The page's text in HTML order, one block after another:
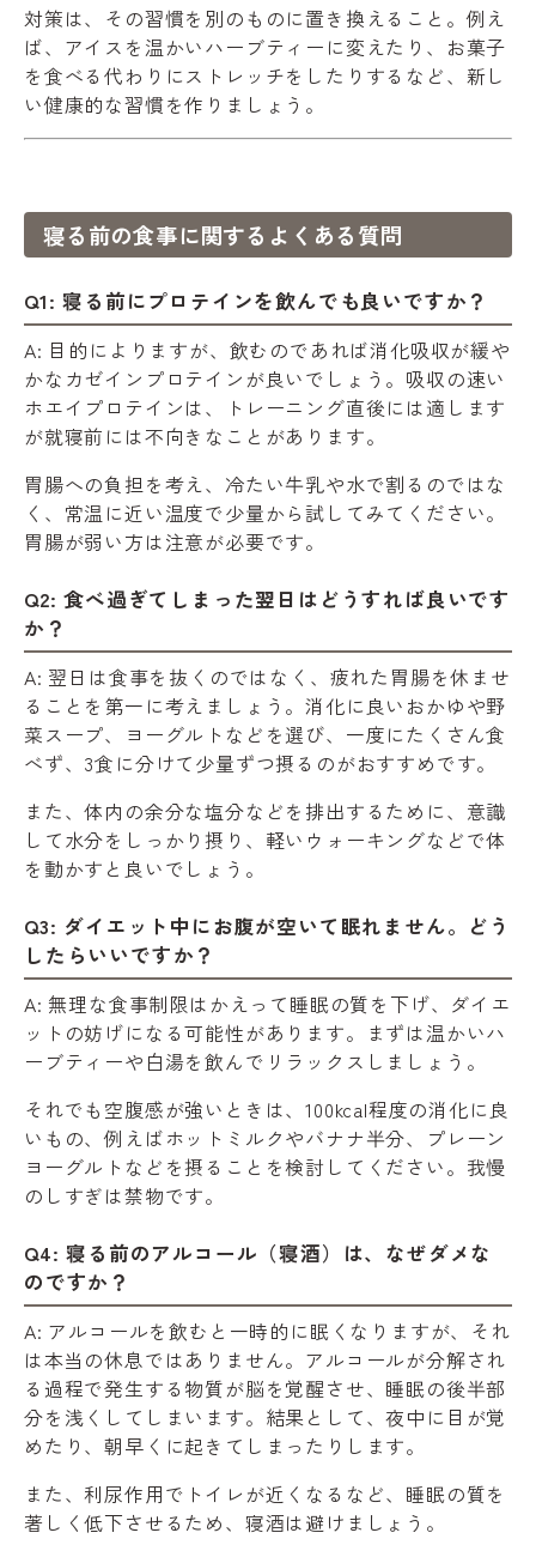
対策は、その習慣を別のものに置き換えること。例え
ば、アイスを温かいハーブティーに変えたり、お菓子
を食べる代わりにストレッチをしたりするなど、新し
い健康的な習慣を作りましょう。
寝る前の食事に関するよくある質問
Q1: 寝る前にプロテインを飲んでも良いですか？
A: 目的によりますが、飲むのであれば消化吸収が緩や
かなカゼインプロテインが良いでしょう。吸収の速い
ホエイプロテインは、トレーニング直後には適します
が就寝前には不向きなことがあります。
胃腸への負担を考え、冷たい牛乳や水で割るのではな
く、常温に近い温度で少量から試してみてください。
胃腸が弱い方は注意が必要です。
Q2: 食べ過ぎてしまった翌日はどうすれば良いです
か？
A: 翌日は食事を抜くのではなく、疲れた胃腸を休ませ
ることを第一に考えましょう。消化に良いおかゆや野
菜スープ、ヨーグルトなどを選び、一度にたくさん食
べず、3食に分けて少量ずつ摂るのがおすすめです。
また、体内の余分な塩分などを排出するために、意識
して水分をしっかり摂り、軽いウォーキングなどで体
を動かすと良いでしょう。
Q3: ダイエット中にお腹が空いて眠れません。どう
したらいいですか？
A: 無理な食事制限はかえって睡眠の質を下げ、ダイエ
ットの妨げになる可能性があります。まずは温かいハ
ーブティーや白湯を飲んでリラックスしましょう。
それでも空腹感が強いときは、100kcal程度の消化に良
いもの、例えばホットミルクやバナナ半分、プレーン
ヨーグルトなどを摂ることを検討してください。我慢
のしすぎは禁物です。
Q4: 寝る前のアルコール（寝酒）は、なぜダメな
のですか？
A: アルコールを飲むと一時的に眠くなりますが、それ
は本当の休息ではありません。アルコールが分解され
る過程で発生する物質が脳を覚醒させ、睡眠の後半部
分を浅くしてしまいます。結果として、夜中に目が覚
めたり、朝早くに起きてしまったりします。
また、利尿作用でトイレが近くなるなど、睡眠の質を
著しく低下させるため、寝酒は避けましょう。